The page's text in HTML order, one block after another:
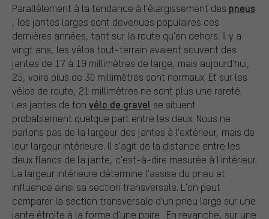
Parallèlement à la tendance à l'élargissement des pneus
, les jantes larges sont devenues populaires ces
dernières années, tant sur la route qu'en dehors. Il y a
vingt ans, les vélos tout-terrain avaient souvent des
jantes de 17 à 19 millimètres de large, mais aujourd'hui,
25, voire plus de 30 millimètres sont normaux. Et sur les
vélos de route, 21 millimètres ne sont plus une rareté.
Les jantes de ton vélo de gravel se situent
probablement quelque part entre les deux. Nous ne
parlons pas de la largeur des jantes à l'extérieur, mais de
leur largeur intérieure. Il s'agit de la distance entre les
deux flancs de la jante, c'est-à-dire mesurée à l'intérieur.
La largeur intérieure détermine l'assise du pneu et
influence ainsi sa section transversale. L'on peut
comparer la section transversale d'un pneu large sur une
jante étroite à la forme d'une poire . En revanche, sur une